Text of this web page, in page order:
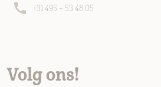
+31 495 – 53 48 05
Volg ons!